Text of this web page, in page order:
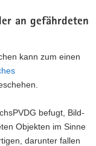
an gefährdeten
kann zum einen
befugt, Bild-
Objekten im Sinne
darunter fallen